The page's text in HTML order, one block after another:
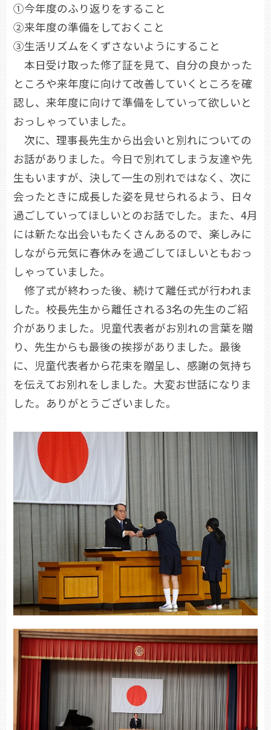
①今年度のふり返りをすること
②来年度の準備をしておくこと
③生活リズムをくずさないようにすること
本日受け取った修了証を見て、自分の良かった
ところや来年度に向けて改善していくところを確
認し、来年度に向けて準備をしていって欲しいと
おっしゃっていました。
次に、理事長先生から出会いと別れについての
お話がありました。今日で別れてしまう友達や先
生もいますが、決して一生の別れではなく、次に
会ったときに成長した姿を見せられるよう、日々
過ごしていってほしいとのお話でした。また、4月
には新たな出会いもたくさんあるので、楽しみに
しながら元気に春休みを過ごしてほしいともおっ
しゃっていました。
修了式が終わった後、続けて離任式が行われま
した。校長先生から離任される3名の先生のご紹
介がありました。児童代表者がお別れの言葉を贈
り、先生からも最後の挨拶がありました。最後
に、児童代表者から花束を贈呈し、感謝の気持ち
を伝えてお別れをしました。大変お世話になりま
した。ありがとうございました。